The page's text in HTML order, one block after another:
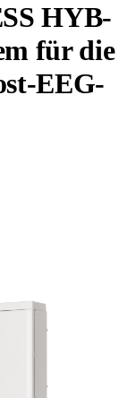
HYB-
für die
EEG-